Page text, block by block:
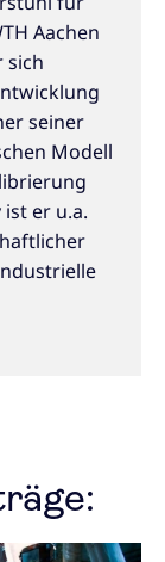
Aachen
sich
seiner
Modell
er u.a.